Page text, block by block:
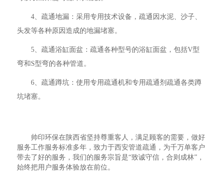
4、疏通地漏：采用专用技术设备，疏通因水泥、沙子、
头发等各种原因造成的地漏堵塞。
5、疏通浴缸面盆：疏通各种型号的浴缸面盆，包括V型
弯和S型弯的各种管道。
6、疏通蹲坑：使用专用疏通机和专用疏通剂疏通各类蹲
坑堵塞。
帅印环保在陕西省坚持尊重客人，满足顾客的需要，做好
服务工作服务标准多年，致力于西安管道疏通，为千万单客户
带去了好的服务，我们的服务宗旨是“致诚守信，合则成林”，
始终把用户服务体验放在前位。